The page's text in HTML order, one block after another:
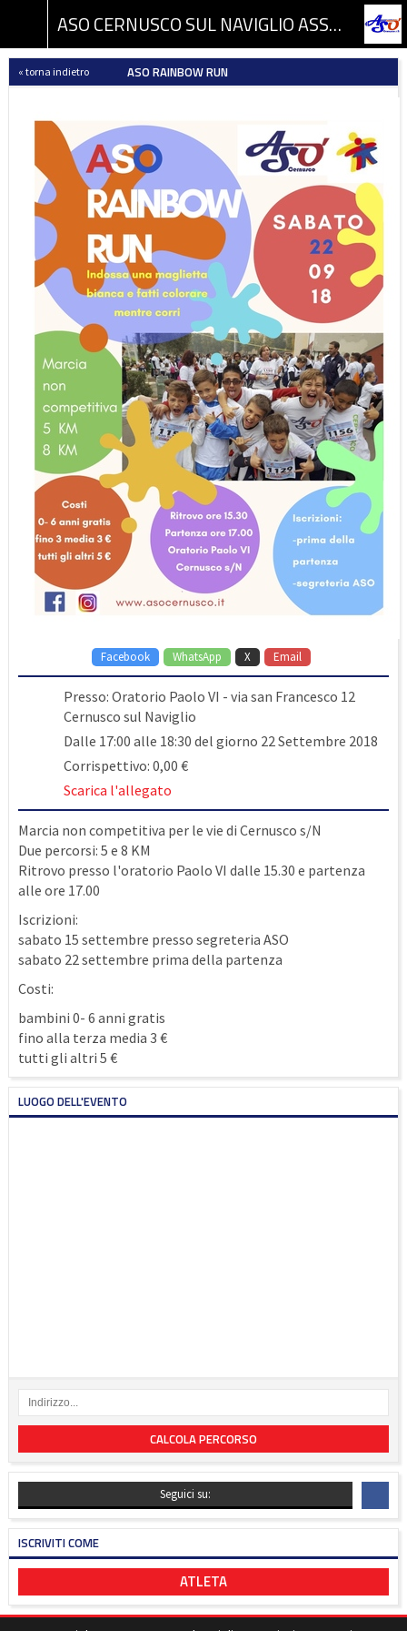
ASO CERNUSCO SUL NAVIGLIO ASSOCIAZIONE SPORTIVA DILETTANTISTICA
« torna indietro ASO RAINBOW RUN
Facebook WhatsApp X Email
Presso: Oratorio Paolo VI - via san Francesco 12
Cernusco sul Naviglio
Dalle 17:00 alle 18:30 del giorno 22 Settembre 2018
Corrispettivo: 0,00 €
Scarica l'allegato
Marcia non competitiva per le vie di Cernusco s/N
Due percorsi: 5 e 8 KM
Ritrovo presso l'oratorio Paolo VI dalle 15.30 e partenza
alle ore 17.00
Iscrizioni:
sabato 15 settembre presso segreteria ASO
sabato 22 settembre prima della partenza
Costi:
bambini 0- 6 anni gratis
fino alla terza media 3 €
tutti gli altri 5 €
LUOGO DELL'EVENTO
CALCOLA PERCORSO
Seguici su:
ISCRIVITI COME
ATLETA